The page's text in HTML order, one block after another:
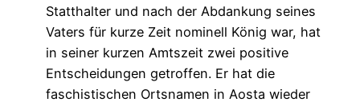
Statthalter und nach der Abdankung seines
Vaters für kurze Zeit nominell König war, hat
in seiner kurzen Amtszeit zwei positive
Entscheidungen getroffen. Er hat die
faschistischen Ortsnamen in Aosta wieder